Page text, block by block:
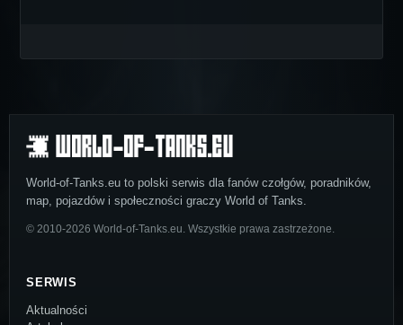
World-of-Tanks.eu to polski serwis dla fanów czołgów, poradników,
map, pojazdów i społeczności graczy World of Tanks.
© 2010-2026 World-of-Tanks.eu. Wszystkie prawa zastrzeżone.
SERWIS
Aktualności